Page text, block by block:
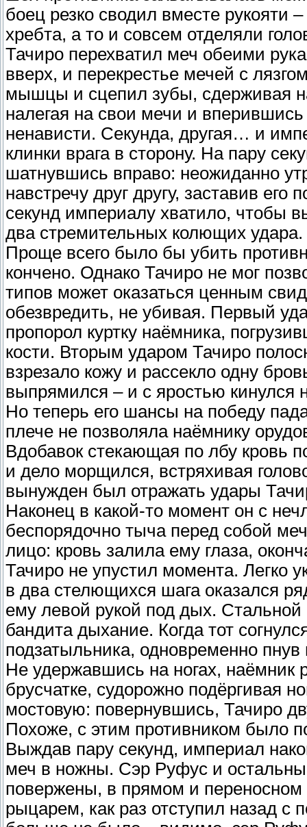
боец резко сводил вместе рукояти
хребта, а то и совсем отделяли
Тачиро перехватил меч обеими
вверх, и перекрестье мечей с
мышцы и сцепил зубы, сдерживая
налегая на свои мечи и
ненависти. Секунда, другая… и
клинки врага в сторону. На пару
шатнувшись вправо: неожиданно
навстречу друг другу, заставив
секунд империалу хватило, чтобы
два стремительных колющих удара.
Проще всего было бы убить
кончено. Однако Тачиро не мог
типов может оказаться ценным
обезвредить, не убивая. Первый
пропорол куртку наёмника,
кости. Вторым ударом Тачиро
взрезало кожу и рассекло одну
выпрямился – и с яростью кинулся
Но теперь его шансы на победу
плече не позволяла наёмнику
Вдобавок стекающая по лбу кровь
и дело морщился, встряхивая
вынужден был отражать удары
Наконец в какой-то момент он с
беспорядочно тыча перед собой
лицо: кровь залила ему глаза,
Тачиро не упустил момента. Легко
в два стелющихся шага оказался
ему левой рукой под дых.
бандита дыхание. Когда тот
подзатыльника, одновременно
Не удержавшись на ногах, наёмник
брусчатке, судорожно подёргивая
мостовую: повернувшись, Тачиро
Похоже, с этим противником было
Выждав пару секунд, империал
меч в ножны. Сэр Руфус и
повержены, в прямом и переносном
рыцарем, как раз отступил назад с